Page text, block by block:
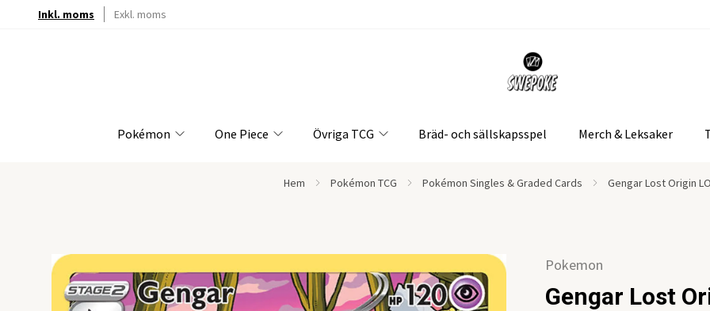
Inkl. moms Exkl. moms
Pokémon One Piece Övriga TCG Bräd- och sällskapsspel Merch & Leksaker
Hem Pokémon TCG Pokémon Singles & Graded Cards Gengar Lost Origin
Pokemon
Gengar Lost